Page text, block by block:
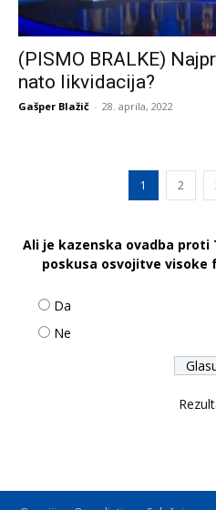
(PISMO BRALKE)
nato likvidacija?
Gašper Blažič - 28. aprila, 2022
1 2
Ali je kazenska ovadba proti
poskusa osvojitve visoke
Da
Ne